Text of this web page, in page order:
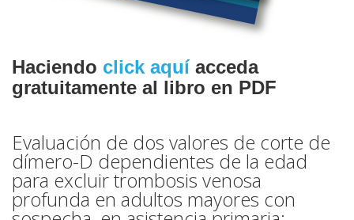
Haciendo click aquíacceda
gratuitamente al libro en PDF
Evaluación de dos valores de corte de
dímero-D dependientes de la edad
para excluir trombosis venosa
profunda en adultos mayores con